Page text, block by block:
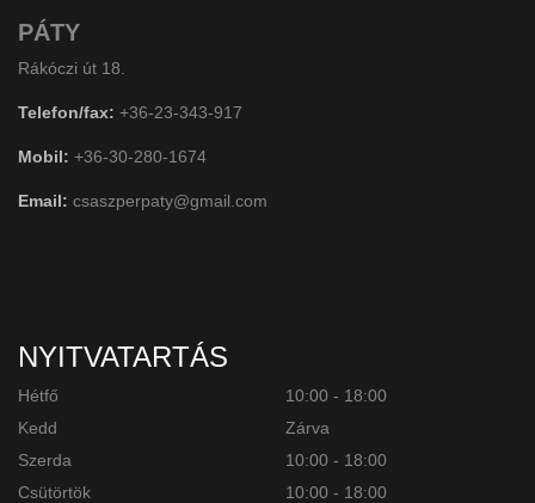
PÁTY
Rákóczi út 18.
Telefon/fax: +36-23-343-917
Mobil: +36-30-280-1674
Email: csaszperpaty@gmail.com
NYITVATARTÁS
Hétfő
10:00 - 18:00
Kedd
Zárva
Szerda
10:00 - 18:00
Csütörtök
10:00 - 18:00